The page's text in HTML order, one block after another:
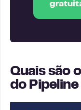
Quais são
do